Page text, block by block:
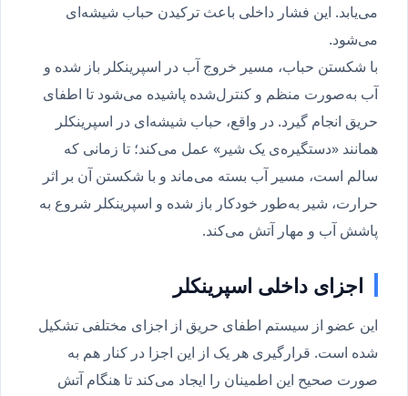
می‌یابد. این فشار داخلی باعث ترکیدن حباب شیشه‌ای
می‌شود.
با شکستن حباب، مسیر خروج آب در اسپرینکلر باز شده و
آب به‌صورت منظم و کنترل‌شده پاشیده می‌شود تا اطفای
حریق انجام گیرد. در واقع، حباب شیشه‌ای در اسپرینکلر
همانند «دستگیره‌ی یک شیر» عمل می‌کند؛ تا زمانی که
سالم است، مسیر آب بسته می‌ماند و با شکستن آن بر اثر
حرارت، شیر به‌طور خودکار باز شده و اسپرینکلر شروع به
پاشش آب و مهار آتش می‌کند.
اجزای داخلی اسپرینکلر
این عضو از سیستم اطفای حریق از اجزای مختلفی تشکیل
شده است. قرارگیری هر یک از این اجزا در کنار هم به
صورت صحیح این اطمینان را ایجاد می‌کند تا هنگام آتش